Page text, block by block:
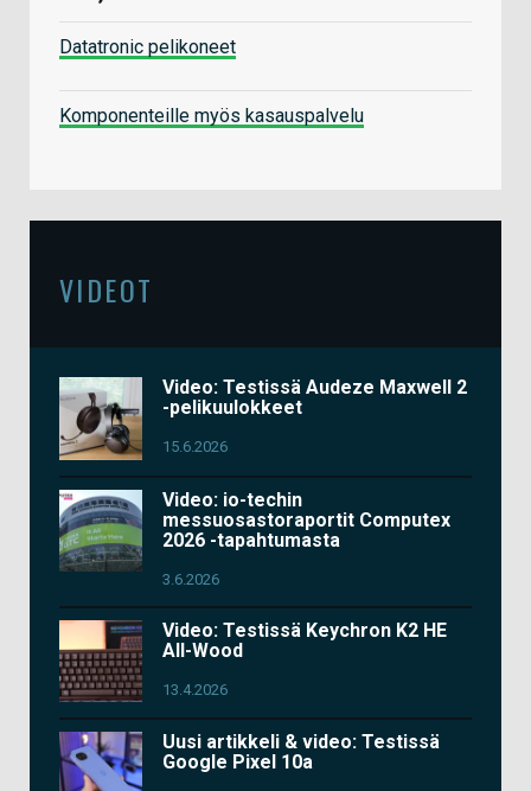
Datatronic pelikoneet
Komponenteille myös kasauspalvelu
VIDEOT
Video: Testissä Audeze Maxwell 2
-pelikuulokkeet
15.6.2026
Video: io-techin
messuosastoraportit Computex
2026 -tapahtumasta
3.6.2026
Video: Testissä Keychron K2 HE
All-Wood
13.4.2026
Uusi artikkeli & video: Testissä
Google Pixel 10a